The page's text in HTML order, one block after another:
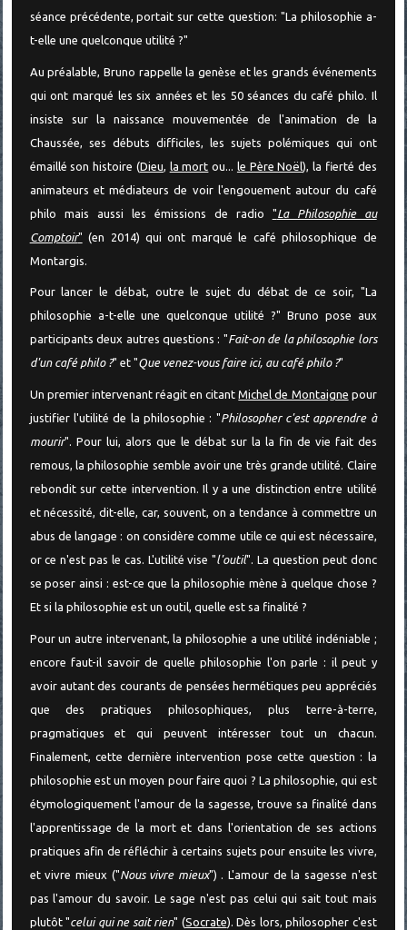
séance précédente, portait sur cette question: "La philosophie a-
t-elle une quelconque utilité ?"
Au préalable, Bruno rappelle la genèse et les grands événements
qui ont marqué les six années et les 50 séances du café philo. Il
insiste sur la naissance mouvementée de l'animation de la
Chaussée, ses débuts difficiles, les sujets polémiques qui ont
émaillé son histoire (Dieu la mort ou... le Père Noël), la fierté des
animateurs et médiateurs de voir l'engouement autour du café
philo mais aussi les émissions de radio "La Philosophie au
Comptoir" (en 2014) qui ont marqué le café philosophique de
Montargis.
Pour lancer le débat, outre le sujet du débat de ce soir, "La
philosophie a-t-elle une quelconque utilité ?" Bruno pose aux
participants deux autres questions : "Fait-on de la philosophie lors
d'un café philo ?" et "Que venez-vous faire ici, au café philo ?"
Un premier intervenant réagit en citantMichel de Montaigne pour
justifier l'utilité de la philosophie : "Philosopher c'est apprendre à
mourir". Pour lui, alors que le débat sur la la fin de vie fait des
remous, la philosophie semble avoir une très grande utilité. Claire
rebondit sur cette intervention. Il y a une distinction entre utilité
et nécessité, dit-elle, car, souvent, on a tendance à commettre un
abus de langage : on considère comme utile ce qui est nécessaire,
or ce n'est pas le cas. L'utilité vise "l'outil". La question peut donc
se poser ainsi : est-ce que la philosophie mène à quelque chose ?
Et si la philosophie est un outil, quelle est sa finalité ?
Pour un autre intervenant, la philosophie a une utilité indéniable ;
encore faut-il savoir de quelle philosophie l'on parle : il peut y
avoir autant des courants de pensées hermétiques peu appréciés
que des pratiques philosophiques, plus terre-à-terre,
pragmatiques et qui peuvent intéresser tout un chacun.
Finalement, cette dernière intervention pose cette question : la
philosophie est un moyen pour faire quoi ? La philosophie, qui est
étymologiquement l'amour de la sagesse, trouve sa finalité dans
l'apprentissage de la mort et dans l'orientation de ses actions
pratiques afin de réfléchir à certains sujets pour ensuite les vivre,
et vivre mieux ("Nous vivre mieux") . L'amour de la sagesse n'est
pas l'amour du savoir. Le sage n'est pas celui qui sait tout mais
plutôt "celui qui ne sait rien" (Socrate). Dès lors, philosopher c'est